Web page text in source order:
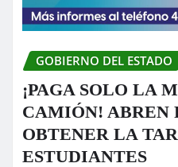
GOBIERNO DEL ESTADO
¡PAGA SOLO LA
CAMIÓN! ABREN
OBTENER LA
ESTUDIANTES